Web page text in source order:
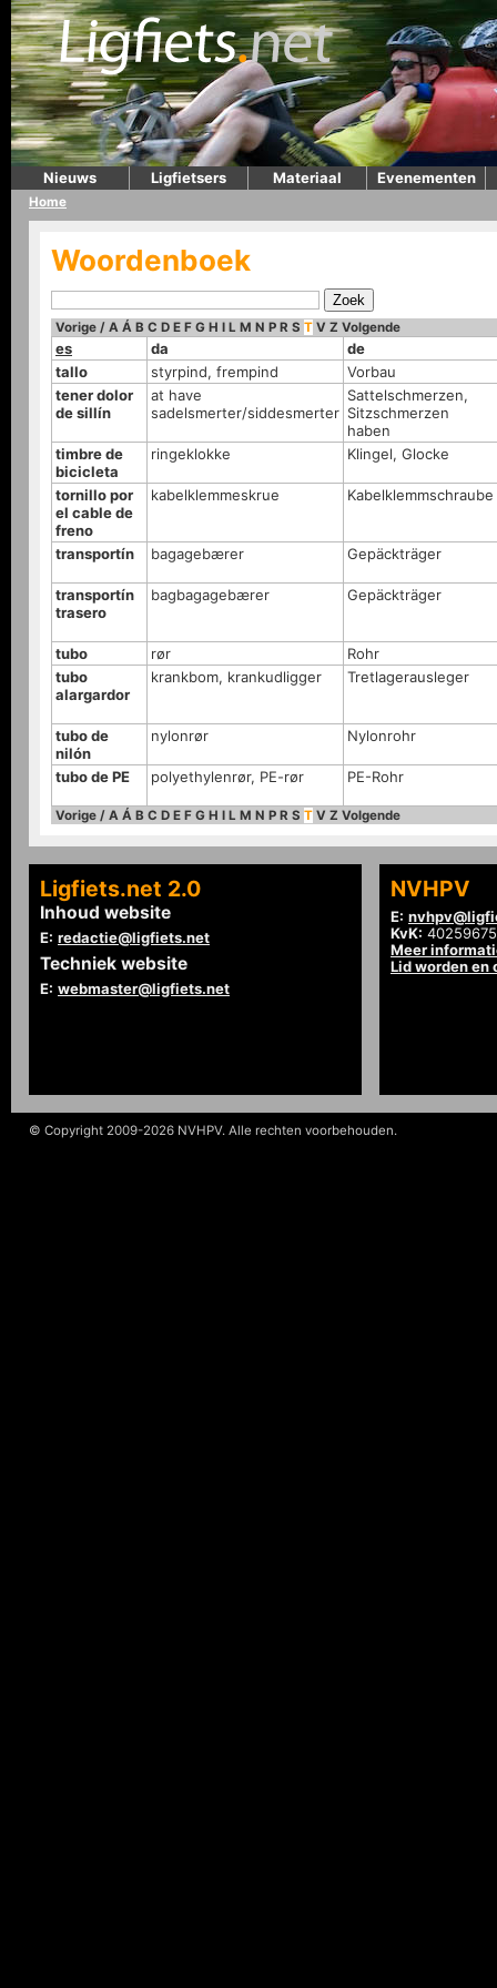
Nieuws Ligfietsers Materiaal Evenementen
Home
Woordenboek
Vorige / A Á B C D E F G H I L M N P R S T V Z Volgende
es da
de
tallo
styrpind, frempind
Vorbau
tener dolor
de sillín
at have
sadelsmerter/siddesmerter
Sattelschmerzen,
Sitzschmerzen
haben
timbre de
bicicleta
ringeklokke Klingel, Glocke
tornillo por
el cable de
freno
kabelklemmeskrue Kabelklemmschraube
transportín bagagebærer Gepäckträger
transportín
trasero
bagbagagebærer Gepäckträger
tubo rør
Rohr
tubo
alargardor
krankbom, krankudligger Tretlagerausleger
tubo de
nilón
nylonrør Nylonrohr
tubo de PE polyethylenrør, PE-rør PE-Rohr
Vorige / A Á B C D E F G H I L M N P R S T V Z Volgende
Ligfiets.net 2.0
Inhoud website
E: redactie@ligfiets.net
Techniek website
E: webmaster@ligfiets.net
NVHPV
E:
KvK: 40259675
Meer
Lid worden en
© Copyright 2009-2026 NVHPV. Alle rechten voorbehouden.